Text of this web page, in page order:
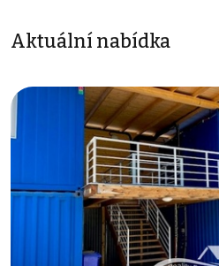
Aktuální nabídka